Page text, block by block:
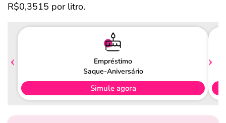
R$0,3515 por litro.
Empréstimo
Saque-Aniversário
Simule agora